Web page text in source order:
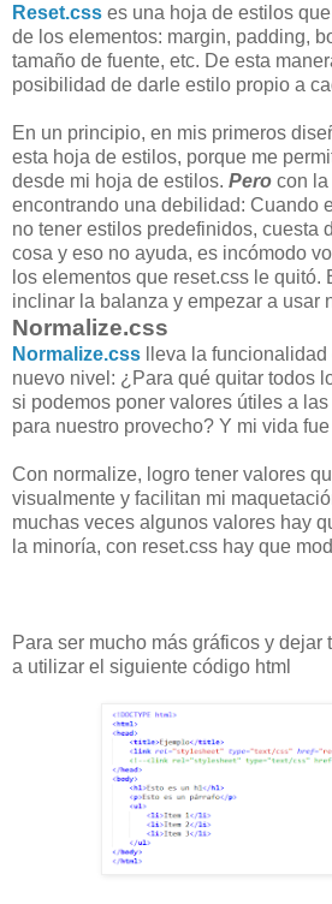
Reset.css es una hoja de estilos
de los elementos: margin, padding,
tamaño de fuente, etc. De esta
posibilidad de darle estilo propio a
En un principio, en mis primeros
esta hoja de estilos, porque me
desde mi hoja de estilos. Pero con la
encontrando una debilidad: Cuando
no tener estilos predefinidos, cuesta
cosa y eso no ayuda, es incómodo
los elementos que reset.css le quitó.
inclinar la balanza y empezar a usar
Normalize.css
Normalize.css lleva la
nuevo nivel: ¿Para qué quitar todos
si podemos poner valores útiles a
para nuestro provecho? Y mi vida
Con normalize, logro tener valores
visualmente y facilitan mi
muchas veces algunos valores hay
la minoría, con reset.css hay que
Para ser mucho más gráficos y dejar
a utilizar el siguiente código html